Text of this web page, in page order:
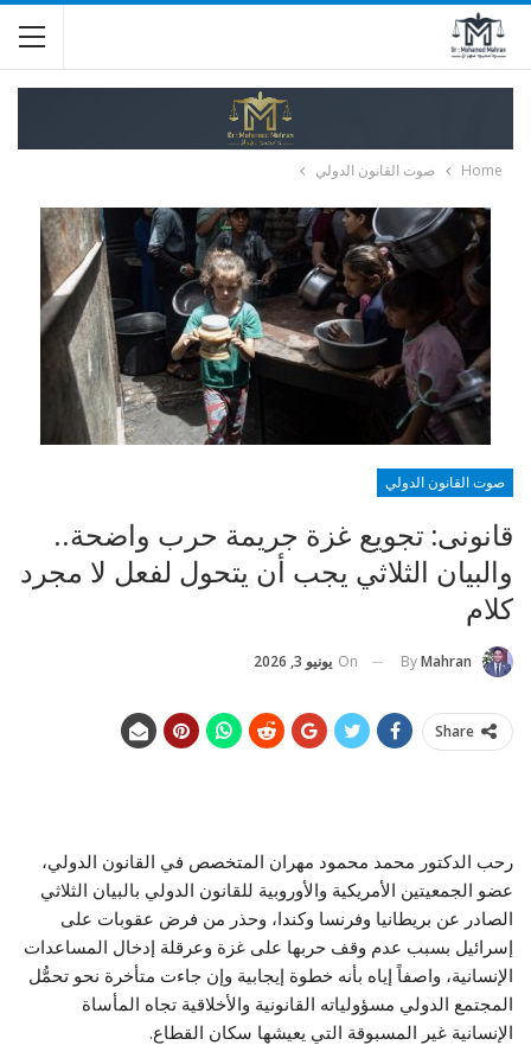
Home صوت القانون الدولي
صوت القانون الدولي
قانونى: تجويع غزة جريمة حرب واضحة..
والبيان الثلاثي يجب أن يتحول لفعل لا مجرد
كلام
ByMahran
On يونيو 3, 2026
Share
رحب الدكتور محمد محمود مهران المتخصص في القانون الدولي،
عضو الجمعيتين الأمريكية والأوروبية للقانون الدولي بالبيان الثلاثي
الصادر عن بريطانيا وفرنسا وكندا، وحذر من فرض عقوبات على
إسرائيل بسبب عدم وقف حربها على غزة وعرقلة إدخال المساعدات
الإنسانية، واصفاً إياه بأنه خطوة إيجابية وإن جاءت متأخرة نحو تحمُّل
المجتمع الدولي مسؤولياته القانونية والأخلاقية تجاه المأساة
الإنسانية غير المسبوقة التي يعيشها سكان القطاع.